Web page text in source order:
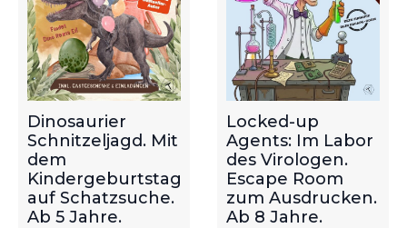
Dinosaurier
Schnitzeljagd. Mit
dem
Kindergeburtstag
auf Schatzsuche.
Ab 5 Jahre.
Locked-up
Agents: Im Labor
des Virologen.
Escape Room
zum Ausdrucken.
Ab 8 Jahre.